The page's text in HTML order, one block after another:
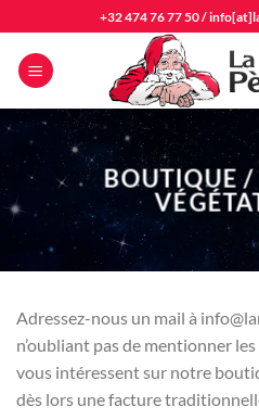
au
contenu
+32 474 76 77 50/
BOUTIQUE /
Adressez-nous un mail à
n’oubliant pas de mentionner
vous intéressent sur notre
dès lors une facture